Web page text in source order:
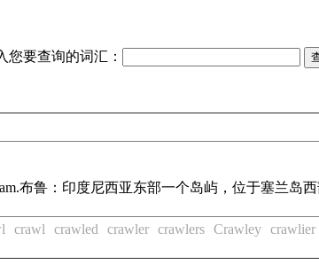
您要查询的词汇：
布鲁：印度尼西亚东部一个岛屿，位于塞兰岛
crawl crawled crawler crawlers Crawley crawlier